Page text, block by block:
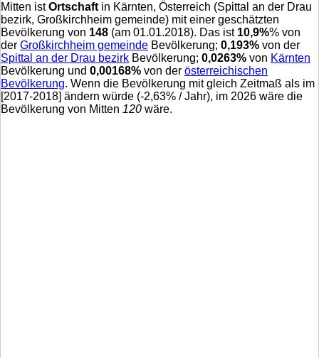
Mitten istOrtschaft in Kärnten, Österreich (Spittal an der Drau
bezirk, Großkirchheim gemeinde) mit einer geschätzten
Bevölkerung von 148 (am 01.01.2018). Das ist 10,9%% von
der Großkirchheim gemeinde Bevölkerung; 0,193% von der
Spittal an der Drau bezirk Bevölkerung; 0,0263% von Kärnten
Bevölkerung und 0,00168% von der österreichischen
Bevölkerung. Wenn die Bevölkerung mit gleich Zeitmaß als im
[2017-2018] ändern würde (-2,63% / Jahr), im 2026 wäre die
Bevölkerung von Mitten 120 wäre.